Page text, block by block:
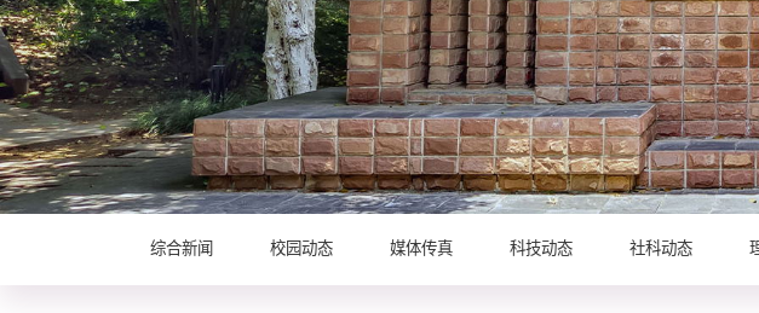
综合新闻 校园动态 媒体传真 科技动态 社科动态